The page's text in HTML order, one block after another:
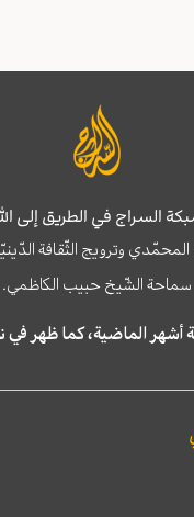
السراج في الطريق إلى
المحمّدي وترويج
سماحة الشّيخ حبيب الكاظمي.